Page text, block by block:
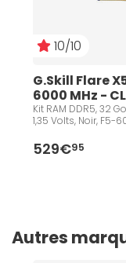
10/10
G.Skill Flare
6000 MHz -
Kit RAM DDR5, 32
1,35 Volts, Noir, F5-
529€95
Autres